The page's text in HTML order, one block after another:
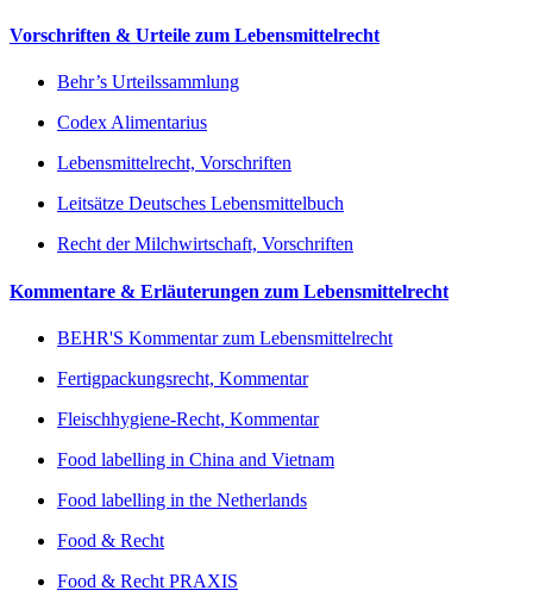
Vorschriften & Urteile zum Lebensmittelrecht
Behr’s Urteilssammlung
Codex Alimentarius
Lebensmittelrecht, Vorschriften
Leitsätze Deutsches Lebensmittelbuch
Recht der Milchwirtschaft, Vorschriften
Kommentare & Erläuterungen zum Lebensmittelrecht
BEHR'S Kommentar zum Lebensmittelrecht
Fertigpackungsrecht, Kommentar
Fleischhygiene-Recht, Kommentar
Food labelling in China and Vietnam
Food labelling in the Netherlands
Food & Recht
Food & Recht PRAXIS